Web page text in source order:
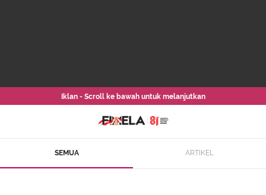
Iklan - Scroll ke bawah untuk melanjutkan
SEMUA ARTIKEL